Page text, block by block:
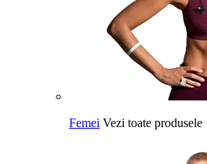
Femei Vezi toate produsele